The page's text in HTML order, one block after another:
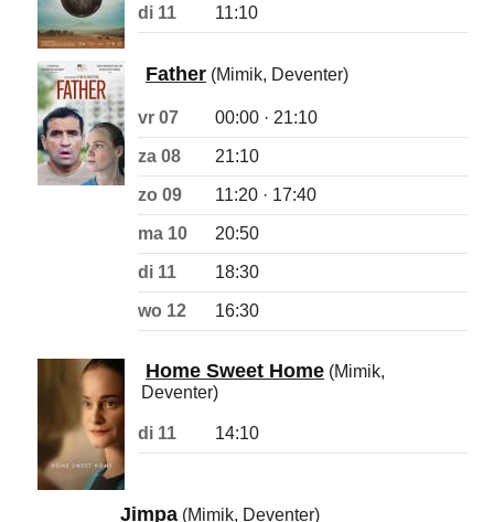
di 11 11:10
Father (Mimik, Deventer)
vr 07 00:00 · 21:10
za 08 21:10
zo 09 11:20 · 17:40
ma 10 20:50
di 11 18:30
wo 12 16:30
Home Sweet Home (Mimik,
Deventer)
di 11 14:10
Jimpa (Mimik, Deventer)